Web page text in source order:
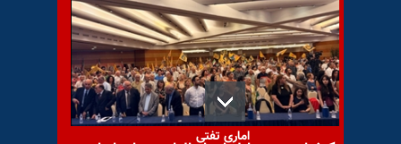
بیگی دارگانی
با یاد مجاهد شهید محسن
اماری تفتی